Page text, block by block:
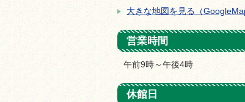
大きな地図を見る（
営業時間
午前9時～午後4時
休館日